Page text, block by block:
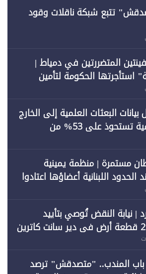
تتبع شبكة ناقلات وقود
المتضررتين في دمياط |
استأجرتها الحكومة لتأمين
البعثات العلمية إلى الخارج
| 6 جامعات حكومية تستحوذ على 53% من
مستمرة | منظمة يمينية
اللبنانية أعضاؤها اعتادوا
نيابة النقض تُوصي بتأييد
استرداد الدولة 29 قطعة أرض في دير سانت كاترين
جزئيًا (1)
المندب.. "متصدقش" ترصد